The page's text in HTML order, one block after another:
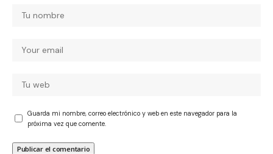
Guarda mi nombre, correo electrónico y web en este navegador para la
próxima vez que comente.